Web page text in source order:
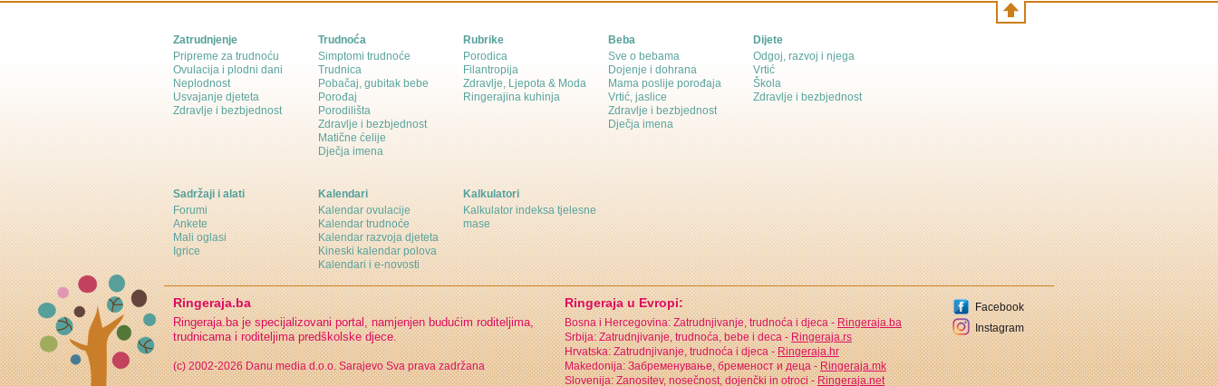
Zatrudnjenje
Pripreme za trudnoću
Ovulacija i plodni dani
Neplodnost
Usvajanje djeteta
Zdravlje i bezbjednost
Trudnoća
Simptomi trudnoće
Trudnica
Pobačaj, gubitak bebe
Porođaj
Porodilišta
Zdravlje i bezbjednost
Matične ćelije
Dječja imena
Rubrike
Porodica
Filantropija
Zdravlje, Ljepota & Moda
Ringerajina kuhinja
Beba
Sve o bebama
Dojenje i dohrana
Mama poslije porođaja
Vrtić, jaslice
Zdravlje i bezbjednost
Dječja imena
Dijete
Odgoj, razvoj i njega
Vrtić
Škola
Zdravlje i bezbjednost
Sadržaji i alati
Forumi
Ankete
Mali oglasi
Igrice
Kalendari
Kalendar ovulacije
Kalendar trudnoće
Kalendar razvoja djeteta
Kineski kalendar polova
Kalendari i e-novosti
Kalkulatori
Kalkulator indeksa tjelesne
mase
Ringeraja.ba
Ringeraja.ba je specijalizovani portal, namjenjen budućim roditeljima,
trudnicama i roditeljima predškolske djece.
(c) 2002-2026 Danu media d.o.o. Sarajevo Sva prava zadržana
Ringeraja u Evropi:
Bosna i Hercegovina: Zatrudnjivanje, trudnoća i djeca -Ringeraja.ba
Srbija: Zatrudnjivanje, trudnoća, bebe i deca -Ringeraja.rs
Hrvatska: Zatrudnjivanje, trudnoća i djeca -Ringeraja.hr
Makedonija: Забременување, бременост и деца -Ringeraja.mk
Slovenija: Zanositev, nosečnost, dojenčki in otroci -Ringeraja.net
Facebook
Instagram